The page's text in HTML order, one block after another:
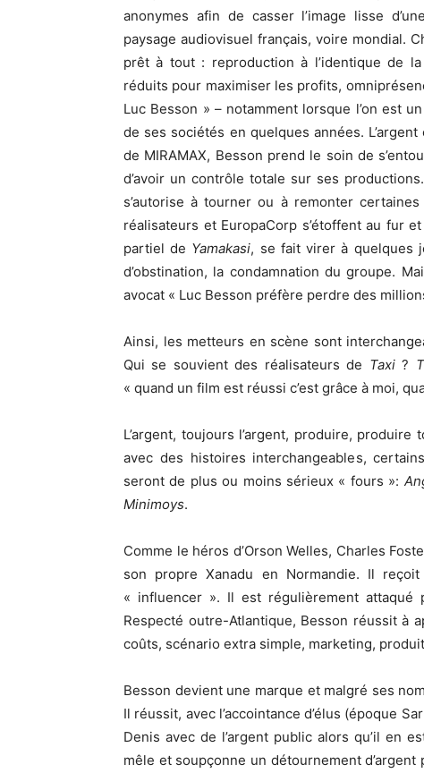
anonymes afin de casser l’image lisse
paysage audiovisuel français, voire mondial.
prêt à tout : reproduction à l’identique de
réduits pour maximiser les profits,
Luc Besson » – notamment lorsque l’on est
de ses sociétés en quelques années.
de MIRAMAX, Besson prend le soin de
d’avoir un contrôle totale sur ses
s’autorise à tourner ou à remonter
réalisateurs et EuropaCorp s’étoffent au fur
partiel de Yamakasi, se fait virer à quelques
d’obstination, la condamnation du groupe.
avocat « Luc Besson préfère perdre des
Ainsi, les metteurs en scène sont
Qui se souvient des réalisateurs de Taxi?
« quand un film est réussi c’est grâce à moi,
L’argent, toujours l’argent, produire,
avec des histoires interchangeables,
seront de plus ou moins sérieux « fours »:
Minimoys.
Comme le héros d’Orson Welles, Charles
son propre Xanadu en Normandie. Il
« influencer ». Il est régulièrement
Respecté outre-Atlantique, Besson réussit à
coûts, scénario extra simple, marketing,
Besson devient une marque et malgré ses
Il réussit, avec l’accointance d’élus (époque
Denis avec de l’argent public alors qu’il en
mêle et soupçonne un détournement